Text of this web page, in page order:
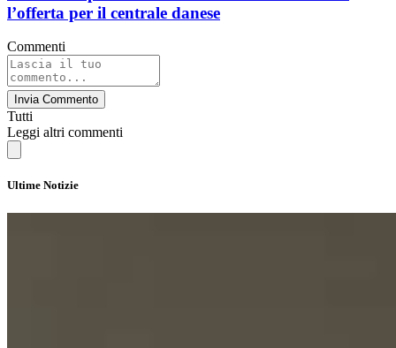
l’offerta per il centrale danese
Commenti
Invia Commento
Tutti
Leggi altri commenti
Ultime Notizie